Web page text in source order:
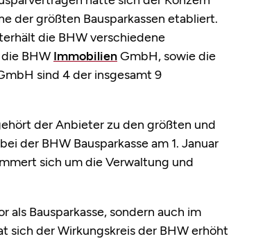
der größten Bausparkassen etabliert.
die BHW verschiedene
BHW ImmobilienGmbH, sowie die
sind 4 der insgesamt 9
der Anbieter zu den größten und
der BHW Bausparkasse am 1. Januar
sich um die Verwaltung und
Bausparkasse, sondern auch im
sich der Wirkungskreis der BHW erhöht